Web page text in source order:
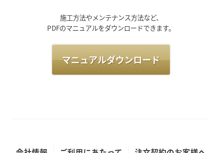
施工方法やメンテナンス方法など、
PDFのマニュアルをダウンロードできます。
マニュアルダウンロード